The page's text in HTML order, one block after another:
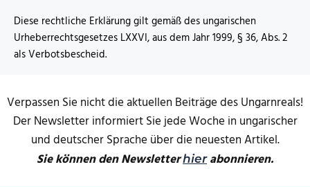
Diese rechtliche Erklärung gilt gemäß des ungarischen
Urheberrechtsgesetzes LXXVI, aus dem Jahr 1999, § 36, Abs. 2
als Verbotsbescheid.
Verpassen Sie nicht die aktuellen Beiträge des Ungarnreals!
Der Newsletter informiert Sie jede Woche in ungarischer
und deutscher Sprache über die neuesten Artikel.
Sie können den Newsletterhierabonnieren.